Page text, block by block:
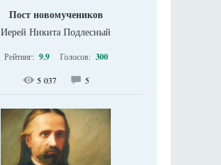
Пост новомучеников
Иерей Никита Подлесный
Рейтинг: 9.9 Голосов: 300
5 037 5